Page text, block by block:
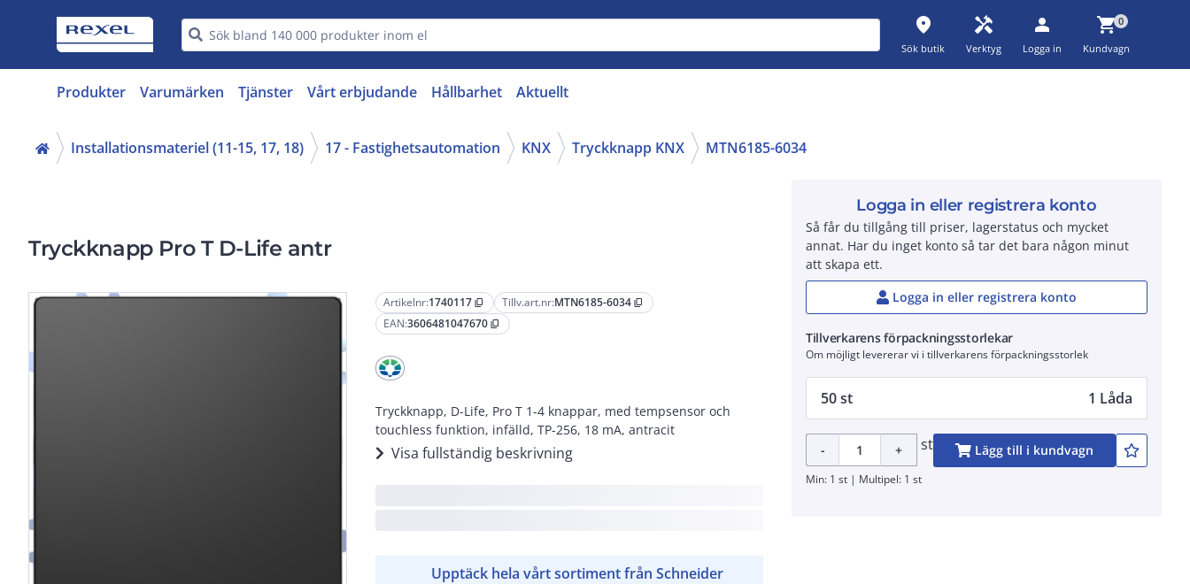
place
Sök butik
handyman
Verktyg
person
Logga in
shopping_cart0
Kundvagn
Produkter Varumärken Tjänster Vårt erbjudande Hållbarhet Aktuellt
Installationsmateriel (11-15, 17, 18) 17 - Fastighetsautomation KNX Tryckknapp KNX MTN6185-6034
Tryckknapp Pro T D-Life antr
Artikelnr:1740117 content_copy Tillv.art.nr:MTN6185-6034 content_copy
EAN:3606481047670 content_copy
Tryckknapp, D-Life, Pro T 1-4 knappar, med tempsensor och
touchless funktion, infälld, TP-256, 18 mA, antracit
Visa fullständig beskrivning
Upptäck hela vårt sortiment från Schneider
Logga in eller registrera konto
Så får du tillgång till priser, lagerstatus och mycket
annat. Har du inget konto så tar det bara någon minut
att skapa ett.
Logga in eller registrera konto
Tillverkarens förpackningsstorlekar
Om möjligt levererar vi i tillverkarens förpackningsstorlek
50 st 1 Låda
- + st Lägg till i kundvagn
Min: 1 st | Multipel: 1 st